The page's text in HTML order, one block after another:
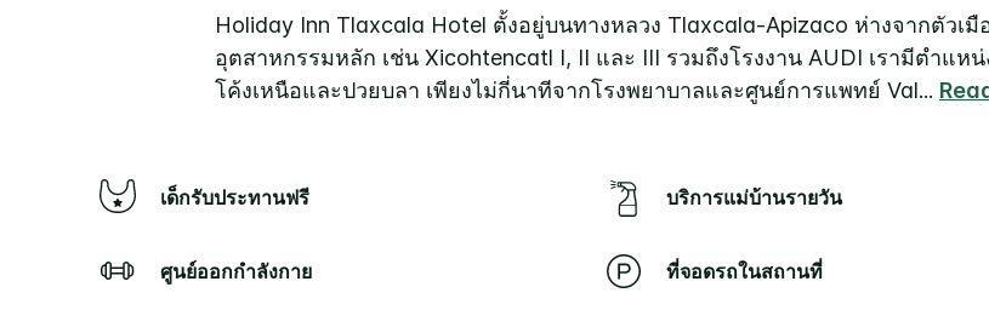
Holiday Inn Tlaxcala Hotel ตั้งอยู่บนทางหลวง Tlaxcala-Apizaco ห่างจากตัวเ
อุตสาหกรรมหลัก เช่น Xicohtencatl I, II และ III รวมถึงโรงงาน AUDI เรามีตำแห
โค้งเหนือและปวยบลา เพียงไม่กี่นาทีจากโรงพยาบาลและศูนย์การแพทย์ Val...
เด็กรับประทานฟรี บริการแม่บ้านรายวัน
ศูนย์ออกกำลังกาย ที่จอดรถในสถานที่